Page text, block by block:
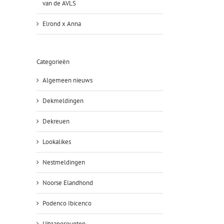
van de AVLS
Elrond x Anna
Categorieën
Algemeen nieuws
Dekmeldingen
Dekreuen
Lookalikes
Nestmeldingen
Noorse Elandhond
Podenco Ibicenco